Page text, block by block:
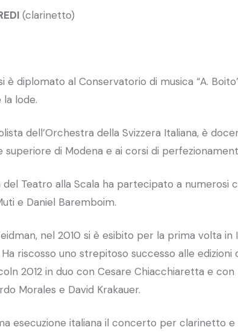
(clarinetto)
è diplomato al Conservatorio di musica “A.
la lode.
dell’Orchestra della Svizzera Italiana, è
superiore di Modena e ai corsi di
del Teatro alla Scala ha partecipato a numerosi
e Daniel Baremboim.
nel 2010 si è esibito per la prima volta in
Ha riscosso uno strepitoso successo alle edizioni
2012 in duo con Cesare Chiacchiaretta e
Morales e David Krakauer.
esecuzione italiana il concerto per clarinetto